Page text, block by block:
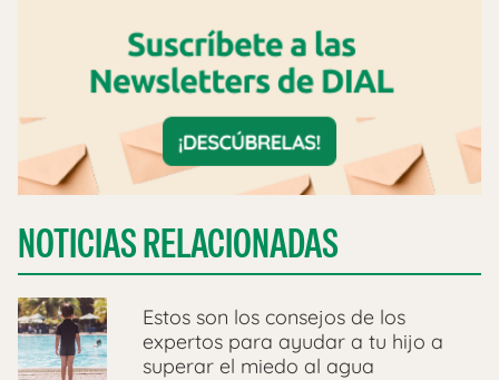
NOTICIAS RELACIONADAS
Estos son los consejos de los
expertos para ayudar a tu hijo a
superar el miedo al agua